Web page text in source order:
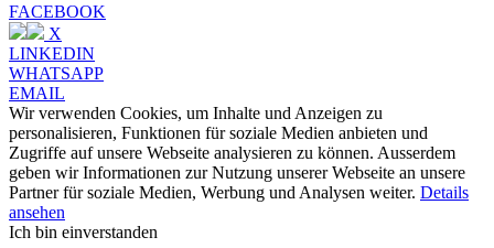
FACEBOOK
X
LINKEDIN
WHATSAPP
EMAIL
Wir verwenden Cookies, um Inhalte und Anzeigen zu
personalisieren, Funktionen für soziale Medien anbieten und
Zugriffe auf unsere Webseite analysieren zu können. Ausserdem
geben wir Informationen zur Nutzung unserer Webseite an unsere
Partner für soziale Medien, Werbung und Analysen weiter. Details
ansehen
Ich bin einverstanden